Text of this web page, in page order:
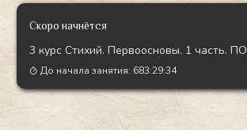
a
m
Скоро начнётся
3 курс Стихий. Первоосновы. 1 часть.
До начала занятия: 683:29:33